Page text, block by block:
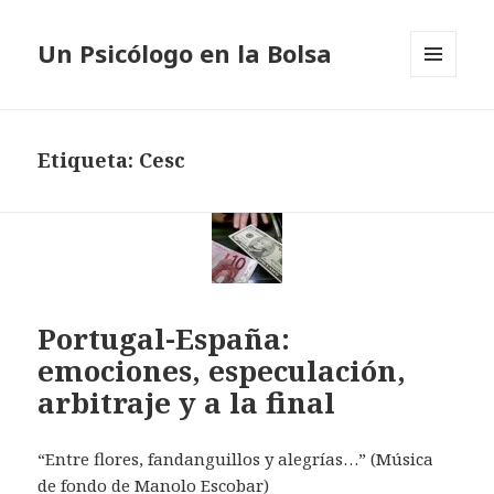
Un Psicólogo en la Bolsa
Etiqueta: Cesc
Portugal-España:
emociones, especulación,
arbitraje y a la final
“Entre flores, fandanguillos y alegrías…” (Música
de fondo de Manolo Escobar)